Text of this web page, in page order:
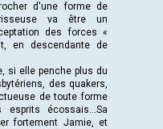
d'une forme de
va être un
des forces «
en descendante de
si elle penche plus du
des quakers,
de toute forme
écossais...Sa
fortement Jamie, et